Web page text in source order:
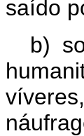
saído
b)